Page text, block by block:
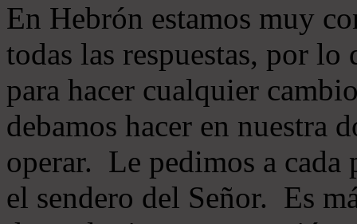
En Hebrón estamos muy
todas las respuestas, por
para hacer cualquier
debamos hacer en nuestra
operar. Le pedimos a cada
el sendero del Señor. Es